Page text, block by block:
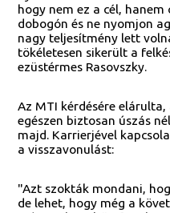
hogy nem ez a cél,
dobogón és ne nyomjon
nagy teljesítmény lett
tökéletesen sikerült a
ezüstérmes Rasovszky.
Az MTI kérdésére
egészen biztosan úszás
majd. Karrierjével
a visszavonulást:
"Azt szokták mondani,
de lehet, hogy még a